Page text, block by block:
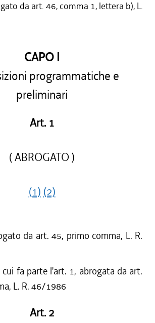
da art. 46, comma 1, lettera b), L.
CAPO I
programmatiche e
preliminari
Art. 1
( ABROGATO )
(1) (2)
da art. 45, primo comma, L. R.
cui fa parte l'art. 1, abrogata da art.
L. R. 46/1986
Art. 2